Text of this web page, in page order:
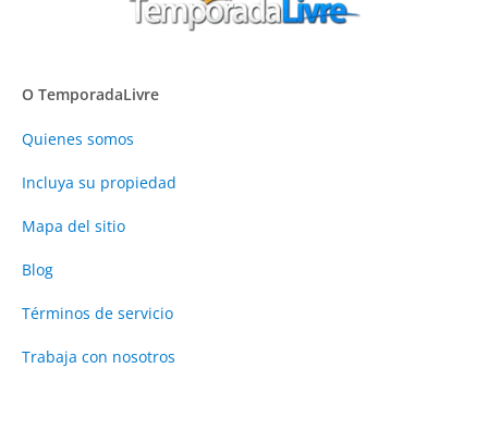
O TemporadaLivre
Quienes somos
Incluya su propiedad
Mapa del sitio
Blog
Términos de servicio
Trabaja con nosotros